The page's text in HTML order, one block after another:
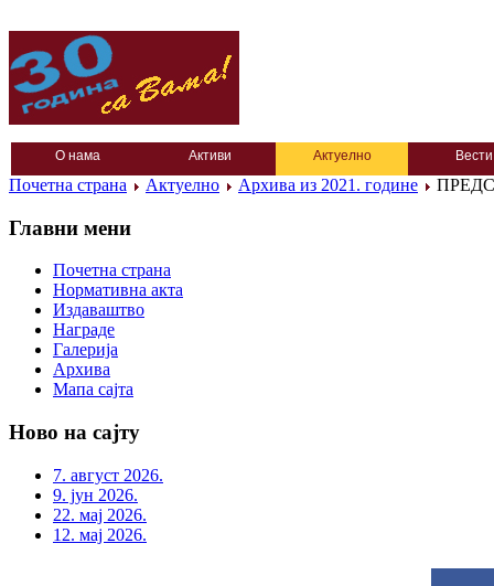
О нама Активи Актуелно Вести
Почетна страна Актуелно Архива из 2021. године
Главни мени
Почетна страна
Нормативна акта
Издаваштво
Награде
Галерија
Архива
Мапа сајта
Ново на сајту
7. август 2026.
9. јун 2026.
22. мај 2026.
12. мај 2026.